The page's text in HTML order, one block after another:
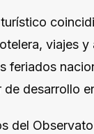
viajes
feriados
desarrollo
del